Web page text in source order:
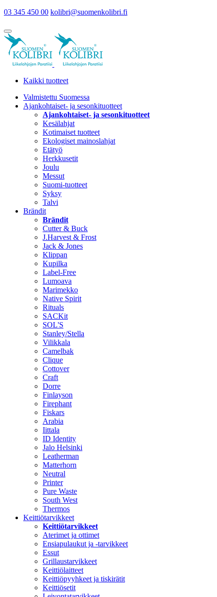
03 345 450 00 kolibri@suomenkolibri.fi
Kaikki tuotteet
Valmistettu Suomessa
Ajankohtaiset- ja sesonkituotteet
Ajankohtaiset- ja sesonkituotteet
Kesälahjat
Kotimaiset tuotteet
Ekologiset mainoslahjat
Etätyö
Herkkusetit
Joulu
Messut
Suomi-tuotteet
Syksy
Talvi
Brändit
Brändit
Cutter & Buck
J.Harvest & Frost
Jack & Jones
Klippan
Kupilka
Label-Free
Lumoava
Marimekko
Native Spirit
Rituals
SACKit
SOL'S
Stanley/Stella
Vilikkala
Camelbak
Clique
Cottover
Craft
Dorre
Finlayson
Firephant
Fiskars
Arabia
Iittala
ID Identity
Jalo Helsinki
Leatherman
Matterhorn
Neutral
Printer
Pure Waste
South West
Thermos
Keittiötarvikkeet
Keittiötarvikkeet
Aterimet ja ottimet
Ensiapulaukut ja -tarvikkeet
Essut
Grillaustarvikkeet
Keittiölaitteet
Keittiöpyyhkeet ja tiskirätit
Keittiösetit